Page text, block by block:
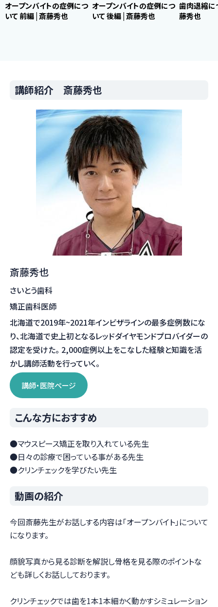
オープンバイトの症例につ
いて 前編 | 斎藤秀也
オープンバイトの症例につ
いて 後編 | 斎藤秀也
歯肉退縮に
藤秀也
講師紹介 斎藤秀也
斎藤秀也
さいとう歯科
矯正歯科医師
北海道で2019年~2021年インビザラインの最多症例数にな
り、北海道で史上初となるレッドダイヤモンドプロバイダーの
認定を受けた。 2,000症例以上をこなした経験と知識を活
かし講師活動を行っていく。
講師・医院ページ
こんな方におすすめ
●マウスピース矯正を取り入れている先生
●日々の診療で困っている事がある先生
●クリンチェックを学びたい先生
動画の紹介
今回斎藤先生がお話しする内容は「オープンバイト」について
になります。
顔貌写真から見る診断を解説し骨格を見る際のポイントな
ども詳しくお話ししております。
クリンチェックでは歯を1本1本細かく動かすシミュレーション